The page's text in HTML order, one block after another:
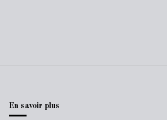
En savoir plus